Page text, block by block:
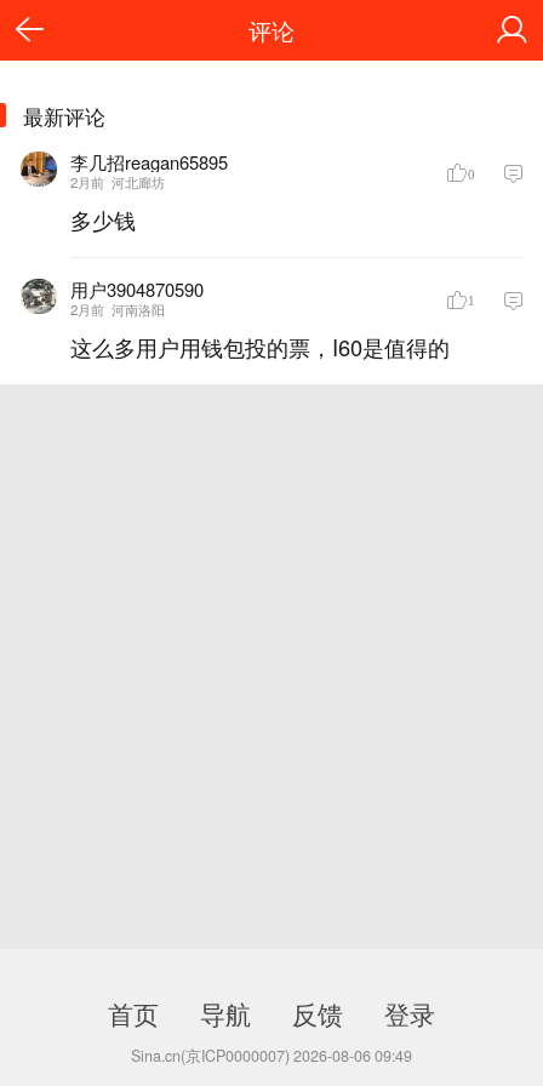
评论
最新评论
李几招reagan65895
2月前 河北廊坊 0
多少钱
用户3904870590
2月前 河南洛阳 1
这么多用户用钱包投的票，I60是值得的
首页 导航 反馈 登录
Sina.cn(京ICP0000007) 2026-08-06 09:49